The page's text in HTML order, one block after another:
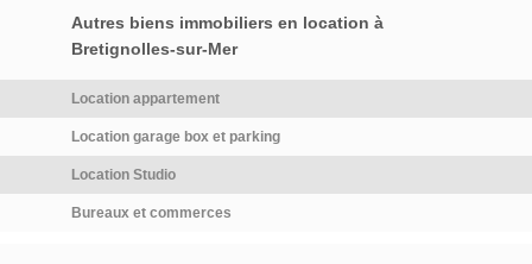
Autres biens immobiliers en location à
Bretignolles-sur-Mer
Location appartement
Location garage box et parking
Location Studio
Bureaux et commerces